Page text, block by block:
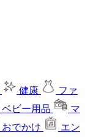
健康
ファ
ベビー用品
マ
おでかけ
エン